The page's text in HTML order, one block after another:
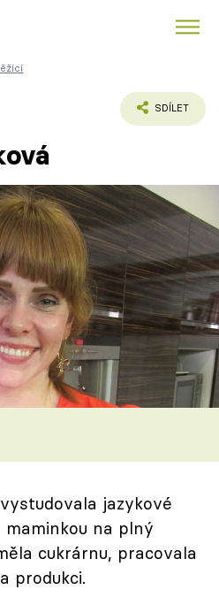
SDÍLET
jazykové
na plný
cukrárnu, pracovala
produkci.